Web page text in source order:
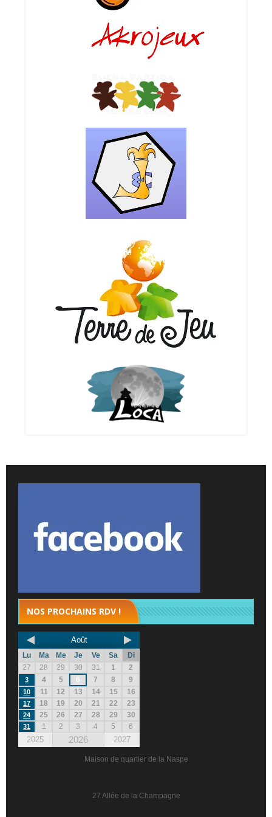
NOS PROCHAINS RDV !
Août
Lu Ma Me Je Ve Sa
Di
27
28 29 30 31 1 2
3 4 5 6 7 8 9
10 11 12 13 14 15 16
17 18 19 20 21 22 23
24 25 26 27 28 29 30
31 1 2 3 4 5 6
2025 2026 2027
Maison de quartier de la Naspe
27 Allée de la Champagne